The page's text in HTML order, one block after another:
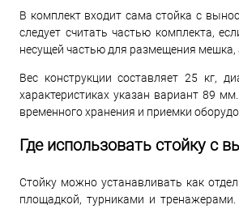
В комплект входит сама стойка с
следует считать частью комплекта,
несущей частью для размещения мешка,
Вес конструкции составляет 25
характеристиках указан вариант 89
временного хранения и приемки
Где использовать стойку с
Стойку можно устанавливать как
площадкой, турниками и